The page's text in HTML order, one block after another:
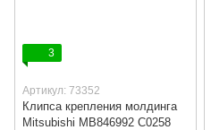
3
Артикул: 73352
Клипса крепления молдинга
Mitsubishi MB846992 C0258